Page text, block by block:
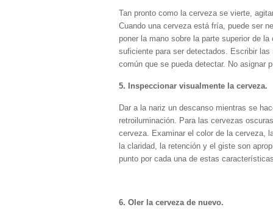
Tan pronto como la cerveza se vierte,
Cuando una cerveza está fría, puede ser
poner la mano sobre la parte superior de
suficiente para ser detectados. Escribir
común que se pueda detectar. No asignar
5. Inspeccionar visualmente la cerveza.
Dar a la nariz un descanso mientras se
retroiluminación. Para las cervezas
cerveza. Examinar el color de la cerveza,
la claridad, la retención y el giste son
punto por cada una de estas
6. Oler la cerveza de nuevo.